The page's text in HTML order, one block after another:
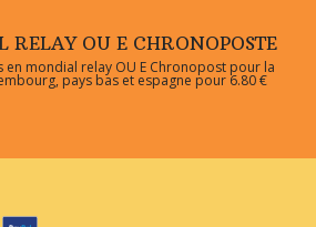
RELAY OU E CHRONOPOSTE
en mondial relay OU E Chronopost pour la
pays bas et espagne pour 6.80 €